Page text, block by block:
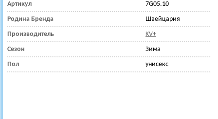
Артикул 7G05.10
Родина Бренда Швейцария
Производитель KV+
Сезон Зима
Пол унисекс